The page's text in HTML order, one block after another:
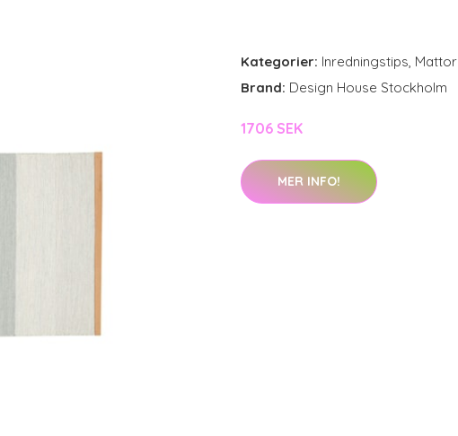
Kategorier: Inredningstips, Mattor
Brand: Design House Stockholm
1706 SEK
MER INFO!